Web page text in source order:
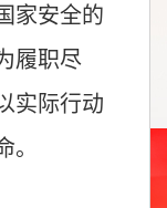
家安全的
履职尽
实际行动